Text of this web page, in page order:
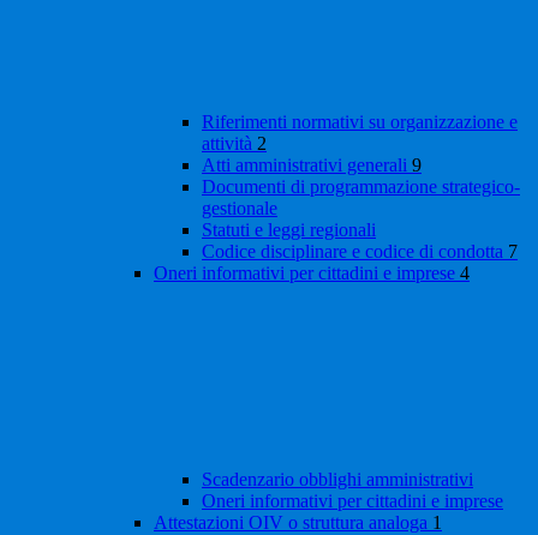
Riferimenti normativi su organizzazione e
attività 2
Atti amministrativi generali 9
Documenti di programmazione strategico-
gestionale
Statuti e leggi regionali
Codice disciplinare e codice di condotta 7
Oneri informativi per cittadini e imprese 4
Scadenzario obblighi amministrativi
Oneri informativi per cittadini e imprese
Attestazioni OIV o struttura analoga 1